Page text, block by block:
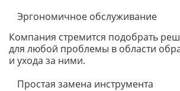
Эргономичное обслуживание
Компания стремится подобрать
для любой проблемы в области
и ухода за ними.
Простая замена инструмента